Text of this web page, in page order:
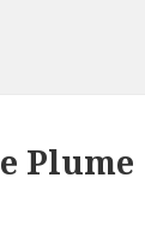
Plume